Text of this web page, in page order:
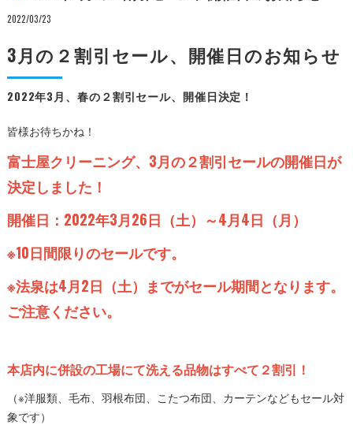
2022/03/23
2022年3月、春の２割引セール、開催日決定！
3月の２割引セール、開催日のお知らせ
皆様お待ちかね！
富士屋クリーニング、3月の２割引セールの開催日が
決定しました！
開催日：2022年3月26日（土）～4月4日（月）
※10日間限りのセールです。
※法泉は4月2日（土）までがセール期間となります。
ご注意ください。
本店内に併設の工場にて洗える品物はすべて２割引！
（※洋服類、毛布、羽根布団、こたつ布団、カーテンなどもセール対
象です）